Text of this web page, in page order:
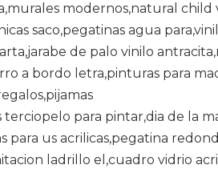
modernos,natural child
saco,pegatinas agua
de palo vinilo
a bordo letra,pinturas para
terciopelo para pintar,dia de la
para us acrilicas,pegatina
ladrillo el,cuadro vidrio